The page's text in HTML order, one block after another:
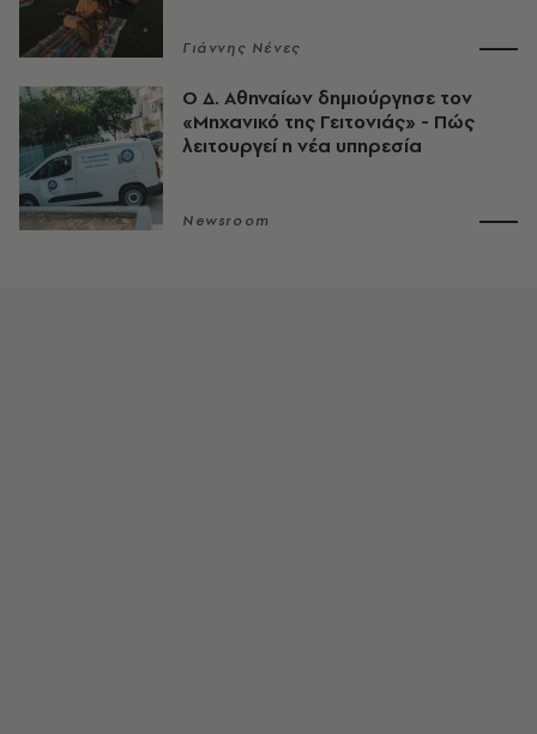
Γιάννης Νένες
Ο Δ. Αθηναίων δημιούργησε τον
«Μηχανικό της Γειτονιάς» - Πώς
λειτουργεί η νέα υπηρεσία
Newsroom